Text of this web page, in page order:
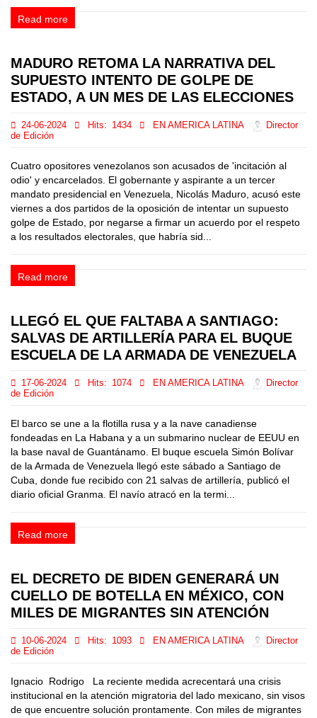
Read more
MADURO RETOMA LA NARRATIVA DEL
SUPUESTO INTENTO DE GOLPE DE
ESTADO, A UN MES DE LAS ELECCIONES
24-06-2024 Hits: 1434 EN AMERICA LATINA
Director
de Edición
Cuatro opositores venezolanos son acusados de 'incitación al
odio' y encarcelados. El gobernante y aspirante a un tercer
mandato presidencial en Venezuela, Nicolás Maduro, acusó este
viernes a dos partidos de la oposición de intentar un supuesto
golpe de Estado, por negarse a firmar un acuerdo por el respeto
a los resultados electorales, que habría sid...
Read more
LLEGÓ EL QUE FALTABA A SANTIAGO:
SALVAS DE ARTILLERÍA PARA EL BUQUE
ESCUELA DE LA ARMADA DE VENEZUELA
17-06-2024 Hits: 1074 EN AMERICA LATINA
Director
de Edición
El barco se une a la flotilla rusa y a la nave canadiense
fondeadas en La Habana y a un submarino nuclear de EEUU en
la base naval de Guantánamo. El buque escuela Simón Bolívar
de la Armada de Venezuela llegó este sábado a Santiago de
Cuba, donde fue recibido con 21 salvas de artillería, publicó el
diario oficial Granma. El navío atracó en la termi...
Read more
EL DECRETO DE BIDEN GENERARÁ UN
CUELLO DE BOTELLA EN MÉXICO, CON
MILES DE MIGRANTES SIN ATENCIÓN
10-06-2024 Hits: 1093 EN AMERICA LATINA
Director
de Edición
Ignacio Rodrigo La reciente medida acrecentará una crisis
institucional en la atención migratoria del lado mexicano, sin visos
de que encuentre solución prontamente. Con miles de migrantes